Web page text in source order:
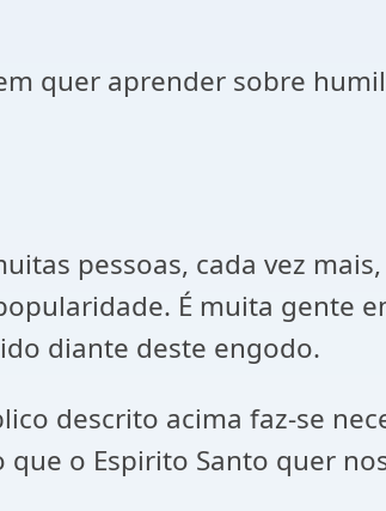
quer aprender sobre
pessoas, cada vez
É muita gente
diante deste engodo.
descrito acima faz-se
o Espirito Santo quer